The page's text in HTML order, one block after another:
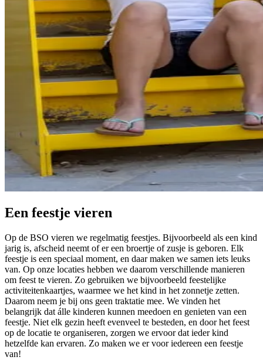
Een feestje vieren
Op de BSO vieren we regelmatig feestjes. Bijvoorbeeld als een kind
jarig is, afscheid neemt of er een broertje of zusje is geboren. Elk
feestje is een speciaal moment, en daar maken we samen iets leuks
van. Op onze locaties hebben we daarom verschillende manieren
om feest te vieren. Zo gebruiken we bijvoorbeeld feestelijke
activiteitenkaartjes, waarmee we het kind in het zonnetje zetten.
Daarom neem je bij ons geen traktatie mee. We vinden het
belangrijk dat álle kinderen kunnen meedoen en genieten van een
feestje. Niet elk gezin heeft evenveel te besteden, en door het feest
op de locatie te organiseren, zorgen we ervoor dat ieder kind
hetzelfde kan ervaren. Zo maken we er voor iedereen een feestje
van!